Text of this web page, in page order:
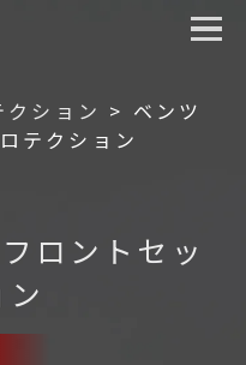
クション > ベンツ
テクション
ロントセッ